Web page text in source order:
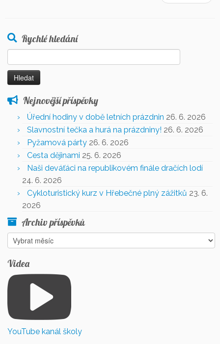
Rychlé hledání
Nejnovější příspěvky
Úřední hodiny v době letních prázdnin 26. 6. 2026
Slavnostní tečka a hurá na prázdniny! 26. 6. 2026
Pyžamová párty 26. 6. 2026
Cesta dějinami 25. 6. 2026
Naši deváťáci na republikovém finále dračích lodí
24. 6. 2026
Cykloturistický kurz v Hřebečné plný zážitků 23. 6.
2026
Archiv příspěvků
Archiv
příspěvků
Videa
YouTube kanál školy